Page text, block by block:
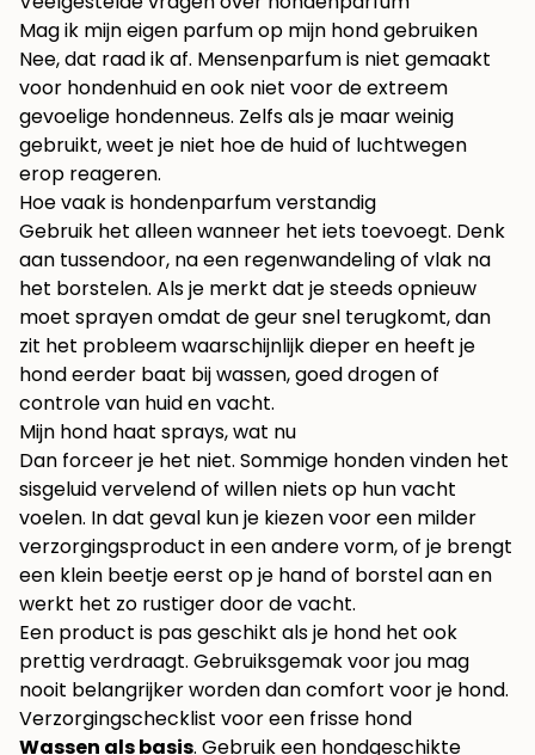
Mag ik mijn eigen parfum op mijn hond gebruiken
Nee, dat raad ik af. Mensenparfum is niet gemaakt
voor hondenhuid en ook niet voor de extreem
gevoelige hondenneus. Zelfs als je maar weinig
gebruikt, weet je niet hoe de huid of luchtwegen
erop reageren.
Hoe vaak is hondenparfum verstandig
Gebruik het alleen wanneer het iets toevoegt. Denk
aan tussendoor, na een regenwandeling of vlak na
het borstelen. Als je merkt dat je steeds opnieuw
moet sprayen omdat de geur snel terugkomt, dan
zit het probleem waarschijnlijk dieper en heeft je
hond eerder baat bij wassen, goed drogen of
controle van huid en vacht.
Mijn hond haat sprays, wat nu
Dan forceer je het niet. Sommige honden vinden het
sisgeluid vervelend of willen niets op hun vacht
voelen. In dat geval kun je kiezen voor een milder
verzorgingsproduct in een andere vorm, of je brengt
een klein beetje eerst op je hand of borstel aan en
werkt het zo rustiger door de vacht.
Een product is pas geschikt als je hond het ook
prettig verdraagt. Gebruiksgemak voor jou mag
nooit belangrijker worden dan comfort voor je hond.
Verzorgingschecklist voor een frisse hond
Wassen als basis. Gebruik een hondgeschikte